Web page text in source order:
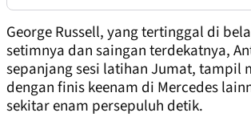
George Russell, yang tertinggal di
setimnya dan saingan terdekatnya,
sepanjang sesi latihan Jumat, tampil
dengan finis keenam di Mercedes
sekitar enam persepuluh detik.